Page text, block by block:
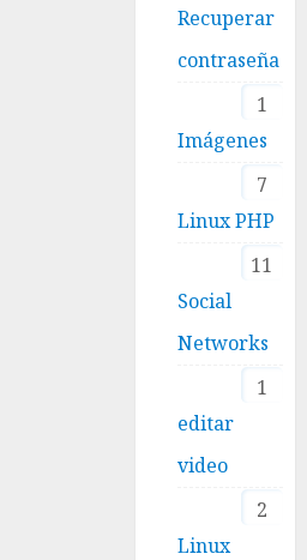
Recuperar
contraseña
1
Imágenes
7
Linux PHP
11
Social
Networks
1
editar
video
2
Linux